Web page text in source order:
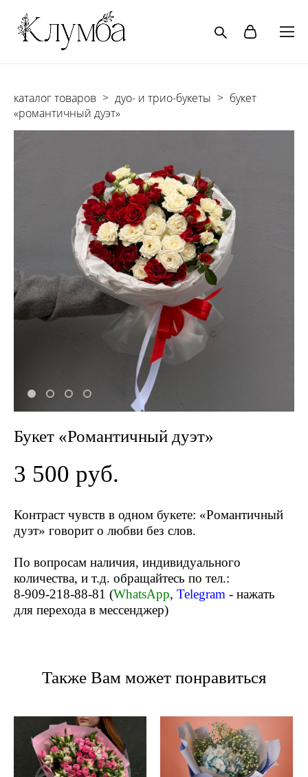
каталог товаров > дуо- и трио-букеты > букет
«романтичный дуэт»
Букет «Романтичный дуэт»
3 500 pуб.
Контраст чувств в одном букете: «Романтичный
дуэт» говорит о любви без слов.
По вопросам наличия, индивидуального
количества, и т.д. обращайтесь по тел.:
8-909-218-88-81 (WhatsApp, Telegram - нажать
для перехода в мессенджер)
Также Вам может понравиться